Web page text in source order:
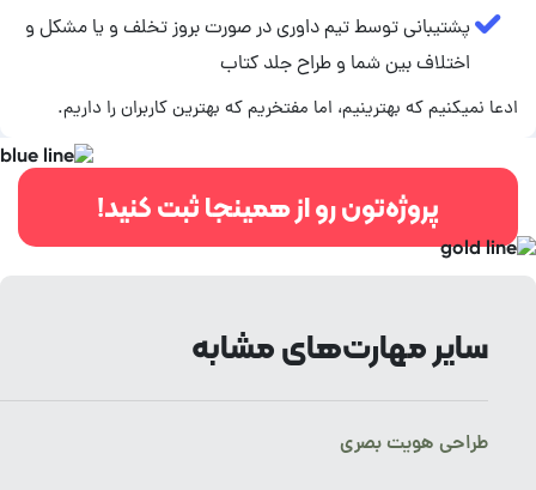
پشتیبانی توسط تیم داوری در صورت بروز تخلف و یا مشکل و
اختلاف بین شما و طراح جلد کتاب
ادعا نمیکنیم که بهترینیم، اما مفتخریم که بهترین کاربران را داریم.
پروژه‌تون رو از همینجا ثبت کنید!
سایر مهارت‌های مشابه
طراحی هویت بصری